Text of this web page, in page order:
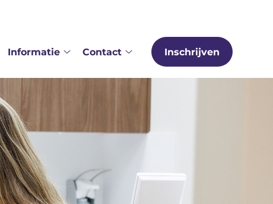
Informatie
Contact
Contact
Inschrijven